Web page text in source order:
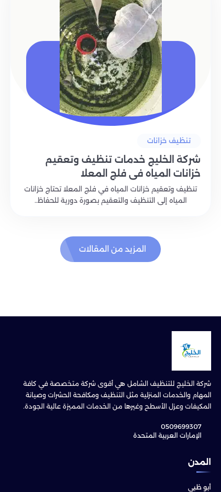
تنظيف خزانات
شركة الخليج خدمات تنظيف وتعقيم
خزانات المياه في فلج المعلا
تنظيف وتعقيم خزانات المياه في فلج المعلا تحتاج خزانات
المياه إلى التنظيف والتعقيم بصورة دورية للحفاظ..
المزيد من المقالات
شركة الخليج للتنظيف الشامل هي أقوى شركة متخصصة في كافة
المهام والخدمات المنزلية مثل التنظيف ومكافحة الحشرات وصيانة
المكيفات وعزل الأسطح وغيرها من الخدمات المميزة عالية الجودة.
0509699307
الإمارات العربية المتحدة
المدن
أبو ظبي